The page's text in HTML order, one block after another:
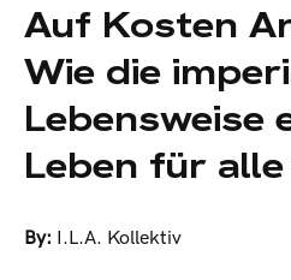
Auf Kosten
Wie die
Lebensweise
Leben für
By: I.L.A. Kollektiv